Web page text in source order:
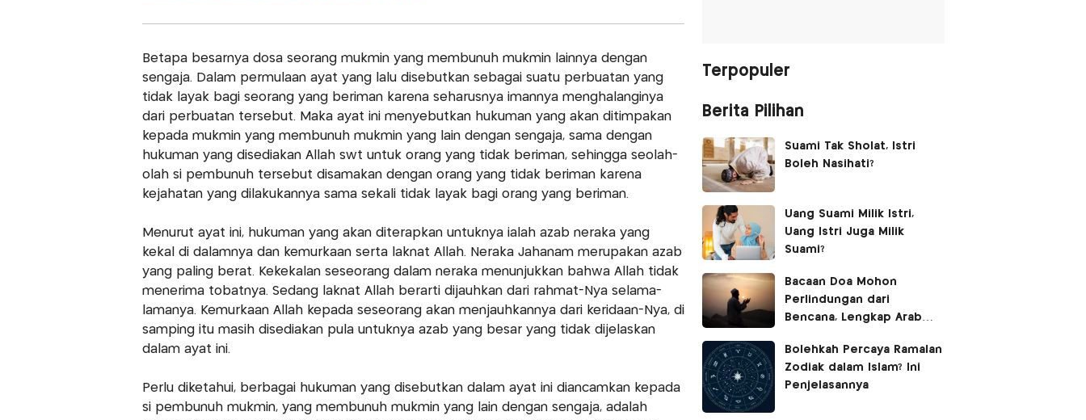
Betapa besarnya dosa seorang mukmin yang membunuh mukmin lainnya dengan
sengaja. Dalam permulaan ayat yang lalu disebutkan sebagai suatu perbuatan yang
tidak layak bagi seorang yang beriman karena seharusnya imannya menghalanginya
dari perbuatan tersebut. Maka ayat ini menyebutkan hukuman yang akan ditimpakan
kepada mukmin yang membunuh mukmin yang lain dengan sengaja, sama dengan
hukuman yang disediakan Allah swt untuk orang yang tidak beriman, sehingga seolah-
olah si pembunuh tersebut disamakan dengan orang yang tidak beriman karena
kejahatan yang dilakukannya sama sekali tidak layak bagi orang yang beriman.
Menurut ayat ini, hukuman yang akan diterapkan untuknya ialah azab neraka yang
kekal di dalamnya dan kemurkaan serta laknat Allah. Neraka Jahanam merupakan azab
yang paling berat. Kekekalan seseorang dalam neraka menunjukkan bahwa Allah tidak
menerima tobatnya. Sedang laknat Allah berarti dijauhkan dari rahmat-Nya selama-
lamanya. Kemurkaan Allah kepada seseorang akan menjauhkannya dari keridaan-Nya, di
samping itu masih disediakan pula untuknya azab yang besar yang tidak dijelaskan
dalam ayat ini.
Perlu diketahui, berbagai hukuman yang disebutkan dalam ayat ini diancamkan kepada
si pembunuh mukmin, yang membunuh mukmin yang lain dengan sengaja, adalah
Terpopuler
Berita Pilihan
Suami Tak Sholat, Istri
Boleh Nasihati?
Uang Suami Milik Istri,
Uang Istri Juga Milik
Suami?
Bacaan Doa Mohon
Perlindungan dari
Bencana, Lengkap Arab
Bolehkah Percaya Ramalan
Zodiak dalam Islam? Ini
Penjelasannya